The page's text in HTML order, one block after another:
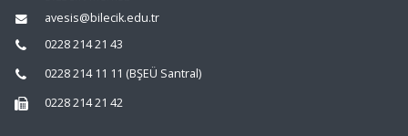
avesis@bilecik.edu.tr
0228 214 21 43
0228 214 11 11 (BŞEÜ Santral)
0228 214 21 42